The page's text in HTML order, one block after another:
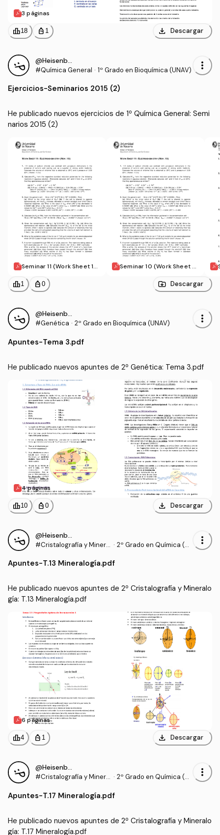
3 páginas
leaderboard18 personal_bag 1 download Descargar
@Heisenberg4
#Química General · 1º Grado en Bioquímica (UNAV) more_vert
Ejercicios-Seminarios 2015 (2)
He publicado nuevos ejercicios de 1º Química General: Semi
narios 2015 (2)
Seminar 11 (Work Sheet 12;
Seminar 10 (Work Sheet 11;
leaderboard1 personal_bag 0 Descargar
@Heisenberg4
#Genética · 2º Grado en Bioquímica (UNAV) more_vert
Apuntes-Tema 3.pdf
He publicado nuevos apuntes de 2º Genética: Tema 3.pdf
4 páginas
leaderboard10 personal_bag 0 download Descargar
@Heisenberg4
#Cristalografía y Minera · 2º Grado en Química (U
more_vert
Apuntes-T.13 Mineralogía.pdf
He publicado nuevos apuntes de 2º Cristalografía y Mineralo
gía: T.13 Mineralogía.pdf
6 páginas
leaderboard4 personal_bag 1 download Descargar
@Heisenberg4
#Cristalografía y Minera · 2º Grado en Química (U
more_vert
Apuntes-T.17 Mineralogía.pdf
He publicado nuevos apuntes de 2º Cristalografía y Mineralo
gía: T.17 Mineralogía.pdf